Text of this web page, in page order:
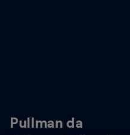
Pullman da